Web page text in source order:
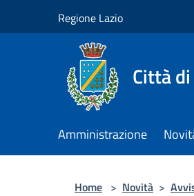
Regione Lazio
Città
Amministrazione
Home > Novità >